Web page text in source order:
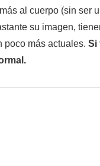
al cuerpo (sin ser
su imagen,
poco más actuales. Si